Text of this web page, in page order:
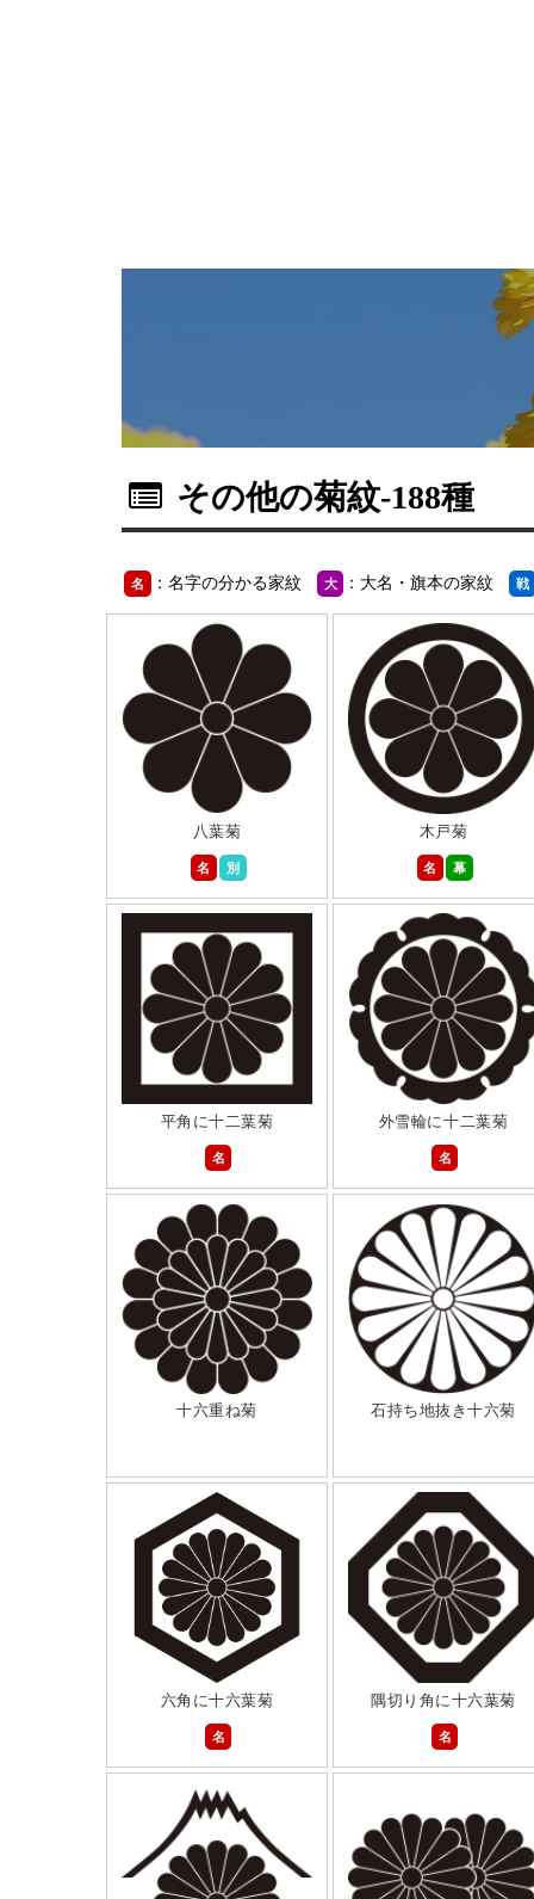
その他の菊紋-188種
名 ：名字の分かる家紋 大 ：大名・旗本の家紋 戦
八葉菊
名
別
木戸菊
名
幕
平角に十二葉菊
名
外雪輪に十二葉菊
名
十六重ね菊 石持ち地抜き十六菊
六角に十六葉菊
名
隅切り角に十六葉菊
名